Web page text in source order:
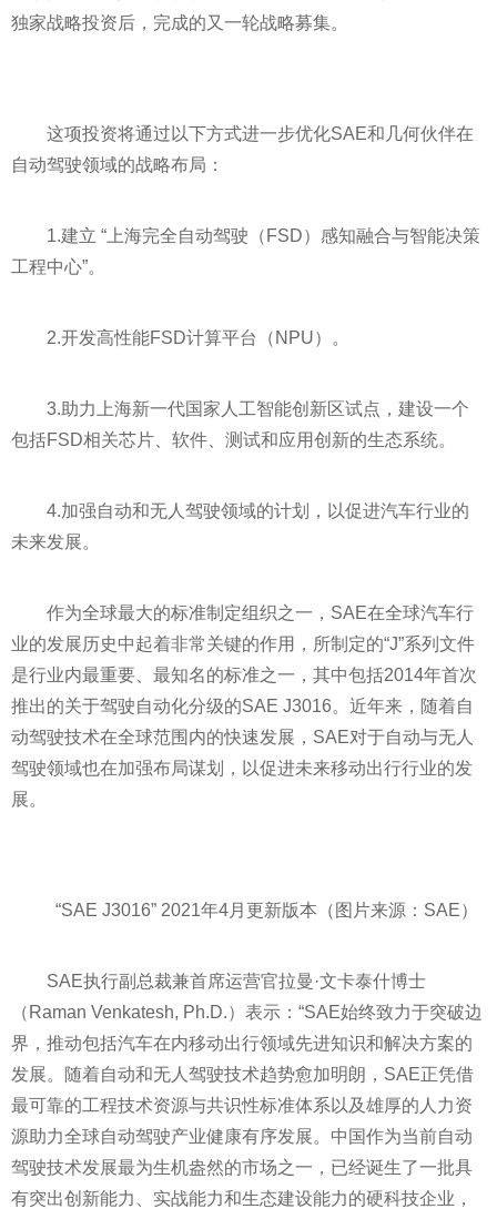
独家战略投资后，完成的又一轮战略募集。
这项投资将通过以下方式进一步优化SAE和几何伙伴在
自动驾驶领域的战略布局：
1.建立 “上海完全自动驾驶（FSD）感知融合与智能决策
工程中心”。
2.开发高性能FSD计算平台（NPU）。
3.助力上海新一代国家 人工智能创新区试点，建设一个
包括FSD相关芯片、软件、测试和应用创新的生态系统。
4.加强自动和无人驾驶领域的计划，以促进汽车行业的
未来发展。
作为全球最大的标准制定组织之一，SAE在全球汽车行
业的发展历史中起着非常关键的作用，所制定的“J”系列文件
是行业内最重要、最知名的标准之一，其中包括2014年首次
推出的关于驾驶自动化分级的SAE J3016。 近年来，随着自
动驾驶技术在全球范围内的快速发展，SAE对于自动与无人
驾驶领域也在加强布局谋划，以促进未来移动出行行业的发
展。
“SAE J3016” 2021年4月更新版本（图片来源：SAE）
SAE执行副总裁兼首席运营官拉曼·文卡泰什博士
（Raman Venkatesh, Ph.D.）表示：“SAE始终致力于突破边
界，推动包括汽车在内移动出行领域先进知识和解决方案的
发展。随着自动和无人驾驶技术趋势愈加明朗，SAE正凭借
最可靠的工程技术资源与共识性标准体系以及雄厚的人力资
源助力全球自动驾驶产业健康有序发展。中国作为当前自动
驾驶技术发展最为生机盎然的市场之一，已经诞生了一批具
有突出创新能力、实战能力和生态建设能力的硬科技企业，